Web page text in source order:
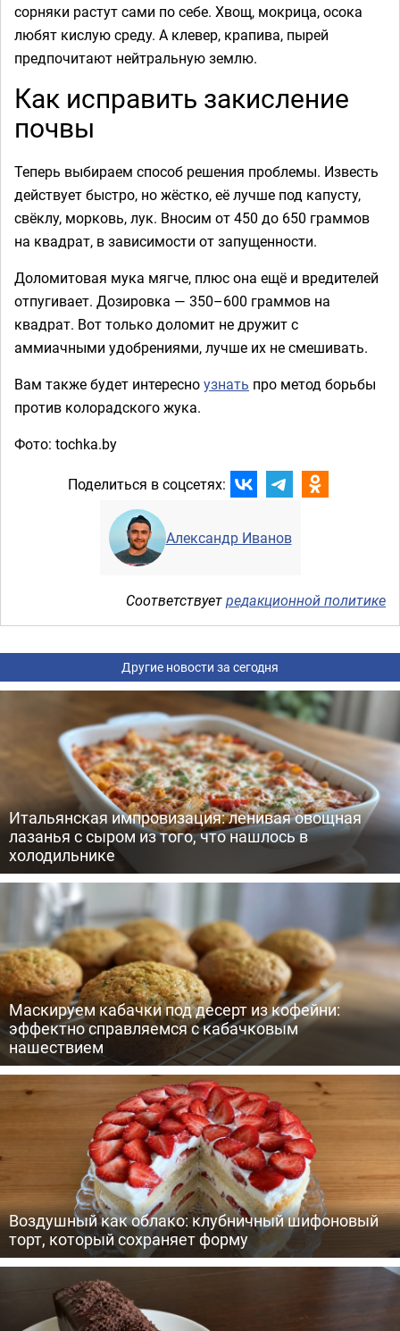
сорняки растут сами по себе. Хвощ, мокрица, осока
любят кислую среду. А клевер, крапива, пырей
предпочитают нейтральную землю.
Как исправить закисление
почвы
Теперь выбираем способ решения проблемы. Известь
действует быстро, но жёстко, её лучше под капусту,
свёклу, морковь, лук. Вносим от 450 до 650 граммов
на квадрат, в зависимости от запущенности.
Доломитовая мука мягче, плюс она ещё и вредителей
отпугивает. Дозировка — 350–600 граммов на
квадрат. Вот только доломит не дружит с
аммиачными удобрениями, лучше их не смешивать.
Вам также будет интересноузнать про метод борьбы
против колорадского жука.
Фото: tochka.by
Поделиться в соцсетях:
Александр Иванов
Соответствуетредакционной политике
Другие новости за сегодня
Итальянская импровизация: ленивая овощная
лазанья с сыром из того, что нашлось в
холодильнике
Маскируем кабачки под десерт из кофейни:
эффектно справляемся с кабачковым
нашествием
Воздушный как облако: клубничный шифоновый
торт, который сохраняет форму